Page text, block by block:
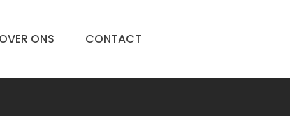
OVER ONS CONTACT